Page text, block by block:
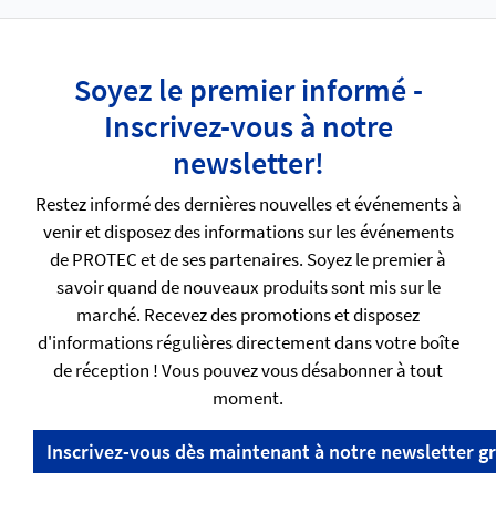
Soyez le premier informé -
Inscrivez-vous à notre
newsletter!
Restez informé des dernières nouvelles et événements à
venir et disposez des informations sur les événements
de PROTEC et de ses partenaires. Soyez le premier à
savoir quand de nouveaux produits sont mis sur le
marché. Recevez des promotions et disposez
d'informations régulières directement dans votre boîte
de réception ! Vous pouvez vous désabonner à tout
moment.
Inscrivez-vous dès maintenant à notre newsletter